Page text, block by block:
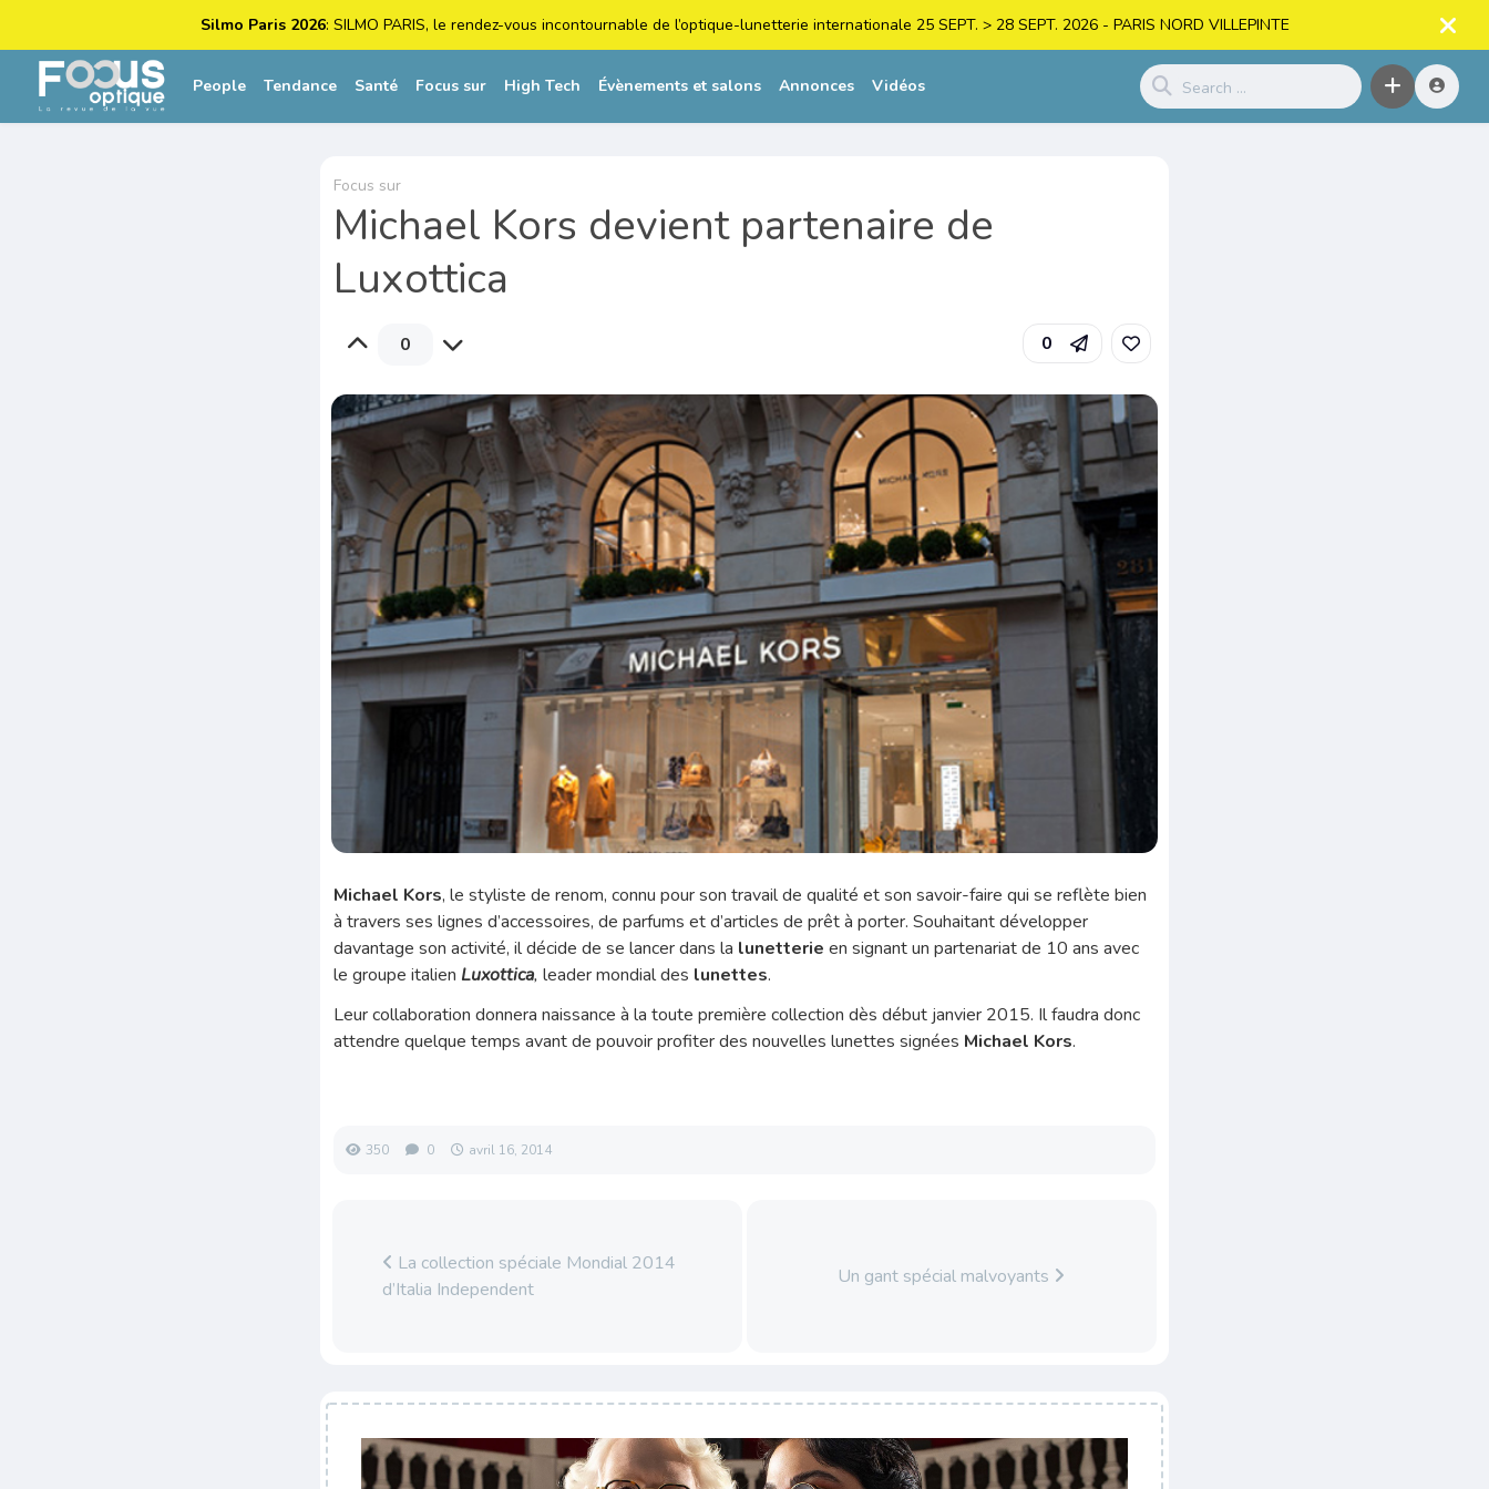
Silmo Paris 2026: SILMO PARIS, le rendez-vous incontournable de l’optique-lunetterie internationale 25 SEPT. > 28 SEPT. 2026 - PARIS NORD VILLEPINTE
People Tendance Santé Focus sur High Tech Évènements et salons Annonces Vidéos
Focus sur
Michael Kors devient partenaire de
Luxottica
0 0
Michael Kors, le styliste de renom, connu pour son travail de qualité et son savoir-faire qui se reflète bien
à travers ses lignes d’accessoires, de parfums et d’articles de prêt à porter. Souhaitant développer
davantage son activité, il décide de se lancer dans la lunetterie en signant un partenariat de 10 ans avec
le groupe italien Luxottica, leader mondial des lunettes.
Leur collaboration donnera naissance à la toute première collection dès début janvier 2015. Il faudra donc
attendre quelque temps avant de pouvoir profiter des nouvelles lunettes signées Michael Kors.
350 0 avril 16, 2014
La collection spéciale Mondial 2014
d’Italia Independent
Un gant spécial malvoyants